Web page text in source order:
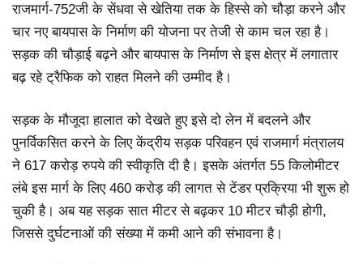
राजमार्ग-752जी के सेंधवा से खेतिया तक के हिस्से को चौड़ा करने और
चार नए बायपास के निर्माण की योजना पर तेजी से काम चल रहा है।
सड़क की चौड़ाई बढ़ने और बायपास के निर्माण से इस क्षेत्र में लगातार
बढ़ रहे ट्रैफिक को राहत मिलने की उम्मीद है।
सड़क के मौजूदा हालात को देखते हुए इसे दो लेन में बदलने और
पुनर्विकसित करने के लिए केंद्रीय सड़क परिवहन एवं राजमार्ग मंत्रालय
ने 617 करोड़ रुपये की स्वीकृति दी है। इसके अंतर्गत 55 किलोमीटर
लंबे इस मार्ग के लिए 460 करोड़ की लागत से टेंडर प्रक्रिया भी शुरू हो
चुकी है। अब यह सड़क सात मीटर से बढ़कर 10 मीटर चौड़ी होगी,
जिससे दुर्घटनाओं की संख्या में कमी आने की संभावना है।